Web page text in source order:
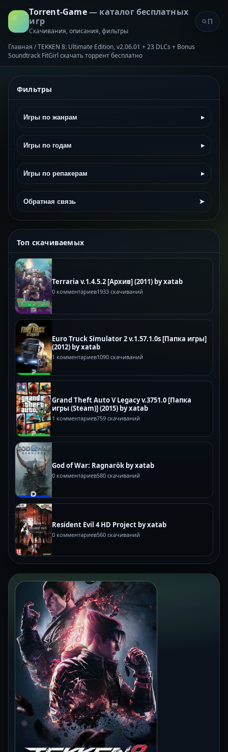
Torrent-Game— каталог бесплатных
игр
Скачивания, описания, фильтры
Главная /TEKKEN 8: Ultimate Edition, v2.06.01 + 23 DLCs + Bonus
Soundtrack FitGirl скачать торрент бесплатно
Фильтры
Игры по жанрам ▸
Игры по годам ▸
Игры по репакерам ▸
Обратная связь ➤
Топ скачиваемых
Terraria v.1.4.5.2 [Архив] (2011) by xatab
0 комментариев1933 скачиваний
Euro Truck Simulator 2 v.1.57.1.0s [Папка игры]
(2012) by xatab
1 комментариев1090 скачиваний
Grand Theft Auto V Legacy v.3751.0 [Папка
игры (Steam)] (2015) by xatab
1 комментариев759 скачиваний
God of War: Ragnarök by xatab
0 комментариев580 скачиваний
Resident Evil 4 HD Project by xatab
0 комментариев560 скачиваний